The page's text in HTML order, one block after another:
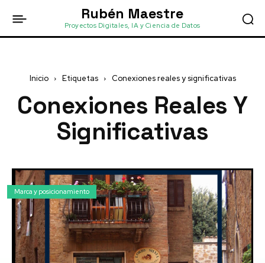
Rubén Maestre
Proyectos Digitales, IA y Ciencia de Datos
Inicio Etiquetas Conexiones reales y significativas
Conexiones Reales Y
Significativas
Marca y posicionamiento